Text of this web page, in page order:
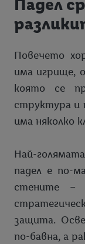
Падел
Повечето
има игрище,
която се
структура и
има няколко
Най-
падел е по-
стените –
защита.
по-бавна, а